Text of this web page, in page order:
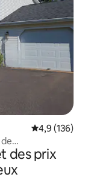
Note
4,9 (136)
ville, au grand
l'université
des prix